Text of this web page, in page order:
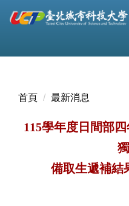
跳
到
首頁 最新消息
115學年度日間部
備取生遞補結